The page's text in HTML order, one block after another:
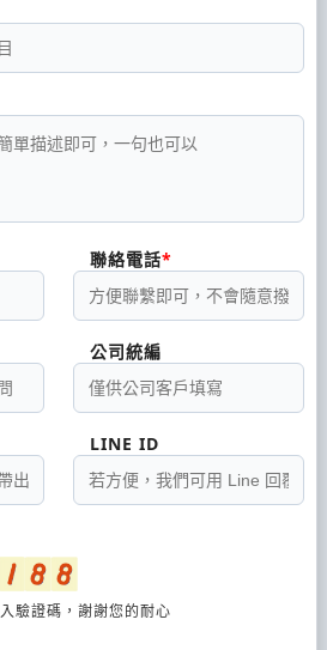
聯絡電話
公司統編
LINE ID
驗證碼，謝謝您的耐心